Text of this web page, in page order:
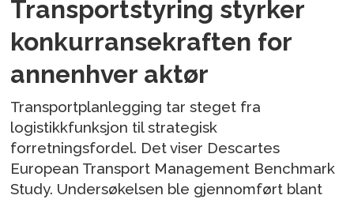
Transportstyring styrker
konkurransekraften for
annenhver aktør
Transportplanlegging tar steget fra
logistikkfunksjon til strategisk
forretningsfordel. Det viser Descartes
European Transport Management Benchmark
Study. Undersøkelsen ble gjennomført blant